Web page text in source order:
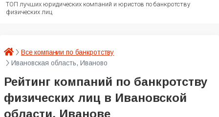
ТОП лучших юридических компаний и юристов по банкротству
физических лиц
Все компании по банкротству
Ивановская область, Иваново
Рейтинг компаний по банкротству
физических лиц в Ивановской
области, Иванове